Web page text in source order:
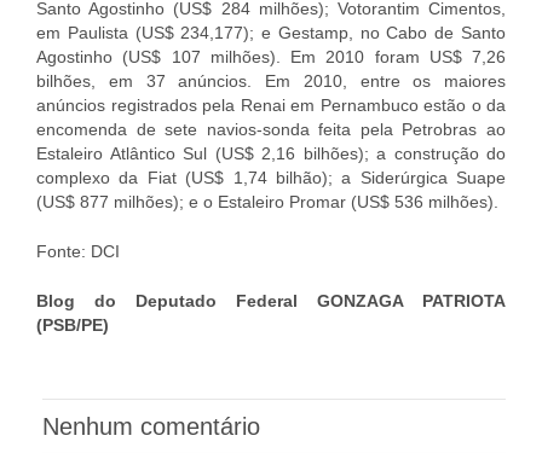
Santo Agostinho (US$ 284 milhões); Votorantim Cimentos,
em Paulista (US$ 234,177); e Gestamp, no Cabo de Santo
Agostinho (US$ 107 milhões). Em 2010 foram US$ 7,26
bilhões, em 37 anúncios. Em 2010, entre os maiores
anúncios registrados pela Renai em Pernambuco estão o da
encomenda de sete navios-sonda feita pela Petrobras ao
Estaleiro Atlântico Sul (US$ 2,16 bilhões); a construção do
complexo da Fiat (US$ 1,74 bilhão); a Siderúrgica Suape
(US$ 877 milhões); e o Estaleiro Promar (US$ 536 milhões).
Fonte: DCI
Blog do Deputado Federal GONZAGA PATRIOTA
(PSB/PE)
Nenhum comentário